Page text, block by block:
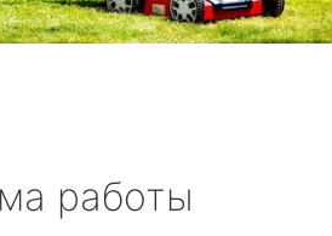
работы